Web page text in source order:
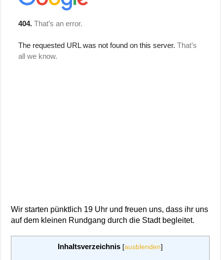
Wir starten pünktlich 19 Uhr und freuen uns, dass ihr uns
auf dem kleinen Rundgang durch die Stadt begleitet.
Inhaltsverzeichnis [ausblenden]